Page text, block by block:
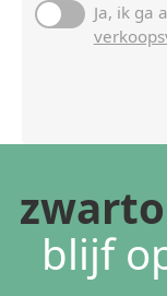
Ja, ik ga
blijf